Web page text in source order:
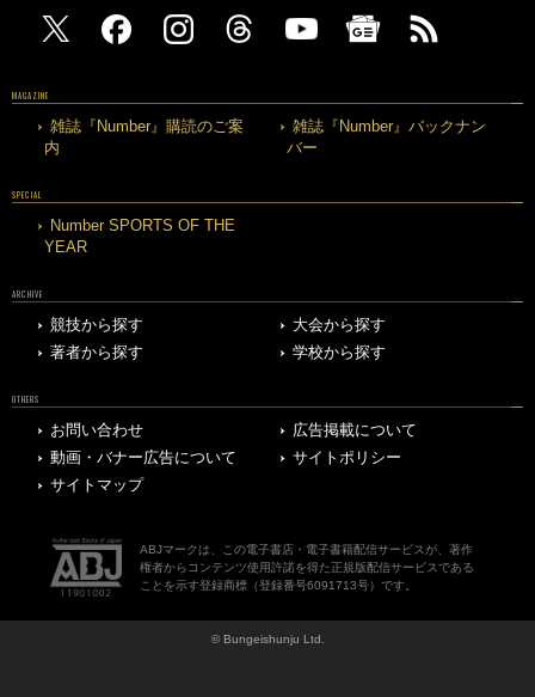
MAGAZINE
雑誌『Number』購読のご案
内
雑誌『Number』バックナン
バー
SPECIAL
Number SPORTS OF THE
YEAR
ARCHIVE
競技から探す
大会から探す
著者から探す
学校から探す
OTHERS
お問い合わせ
広告掲載について
動画・バナー広告について
サイトポリシー
サイトマップ
ABJマークは、この電子書店・電子書籍配信サービスが、著作
権者からコンテンツ使用許諾を得た正規版配信サービスである
ことを示す登録商標（登録番号6091713号）です。
© Bungeishunju Ltd.